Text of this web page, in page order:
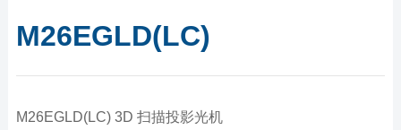
M26EGLD(LC)
M26EGLD(LC) 3D 扫描投影光机